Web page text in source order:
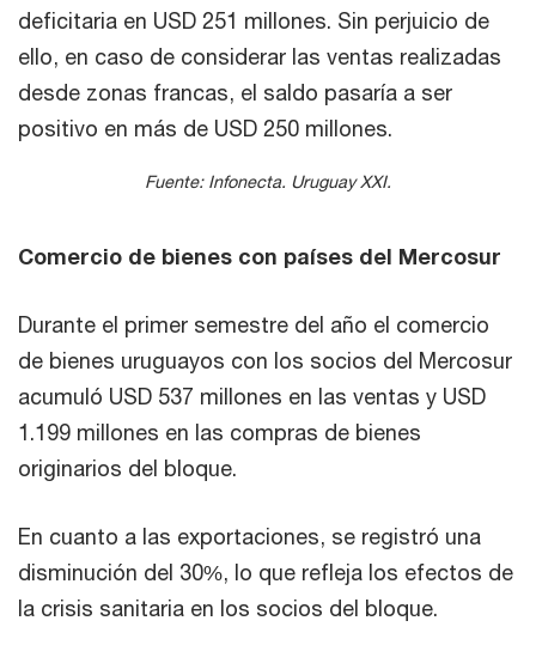
deficitaria en USD 251 millones. Sin perjuicio de
ello, en caso de considerar las ventas realizadas
desde zonas francas, el saldo pasaría a ser
positivo en más de USD 250 millones.
Fuente: Infonecta. Uruguay XXI.
Comercio de bienes con países del Mercosur
Durante el primer semestre del año el comercio
de bienes uruguayos con los socios del Mercosur
acumuló USD 537 millones en las ventas y USD
1.199 millones en las compras de bienes
originarios del bloque.
En cuanto a las exportaciones, se registró una
disminución del 30%, lo que refleja los efectos de
la crisis sanitaria en los socios del bloque.